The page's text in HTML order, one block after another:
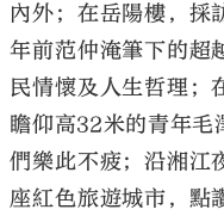
內外；在岳陽樓，採
年前范仲淹筆下的超
民情懷及人生哲理；
瞻仰高32米的青年毛
們樂此不疲；沿湘江
座紅色旅遊城市，點